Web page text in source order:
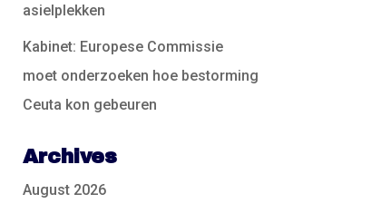
asielplekken
Kabinet: Europese Commissie
moet onderzoeken hoe bestorming
Ceuta kon gebeuren
Archives
August 2026